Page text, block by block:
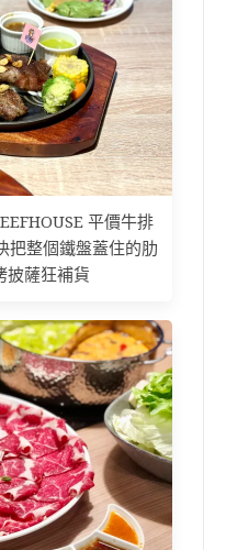
平價牛排
把整個鐵盤蓋住的肋
披薩狂補貨